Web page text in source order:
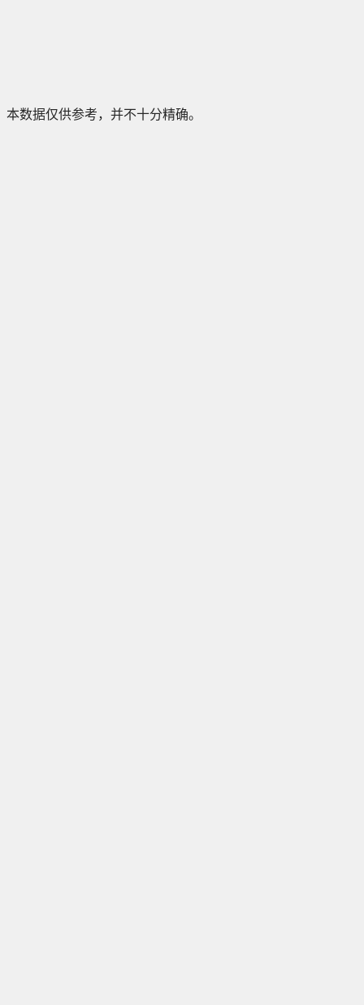
本数据仅供参考，并不十分精确。